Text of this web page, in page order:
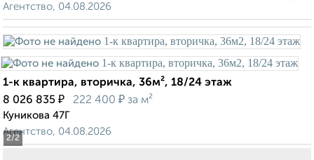
Агентство, 04.08.2026
2/2
1-к квартира, вторичка, 36м², 18/24 этаж
8 026 835 ₽ 222 400 ₽ за м²
Куникова 47Г
Агентство, 04.08.2026